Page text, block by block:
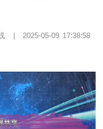
| 2025-05-09 17:38:58